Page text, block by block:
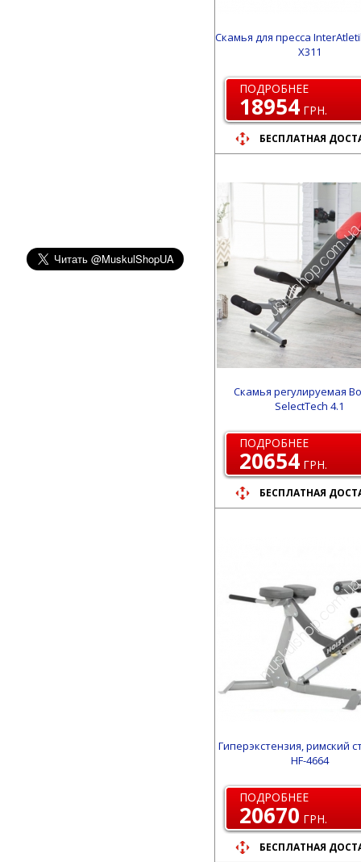
Скамья для пресса
X311
ПОДРОБНЕЕ
18954 ГРН.
БЕСПЛАТНАЯ
Скамья регулируемая
SelectTech 4.1
ПОДРОБНЕЕ
20654 ГРН.
БЕСПЛАТНАЯ
Гиперэкстензия, римский
HF-4664
ПОДРОБНЕЕ
20670 ГРН.
БЕСПЛАТНАЯ